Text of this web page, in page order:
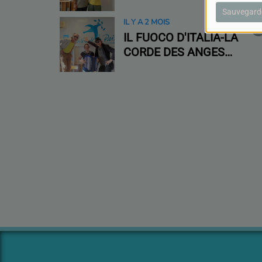
IL Y A 2 MOIS
IL FUOCO D'ITALIA-LA
CORDE DES ANGES